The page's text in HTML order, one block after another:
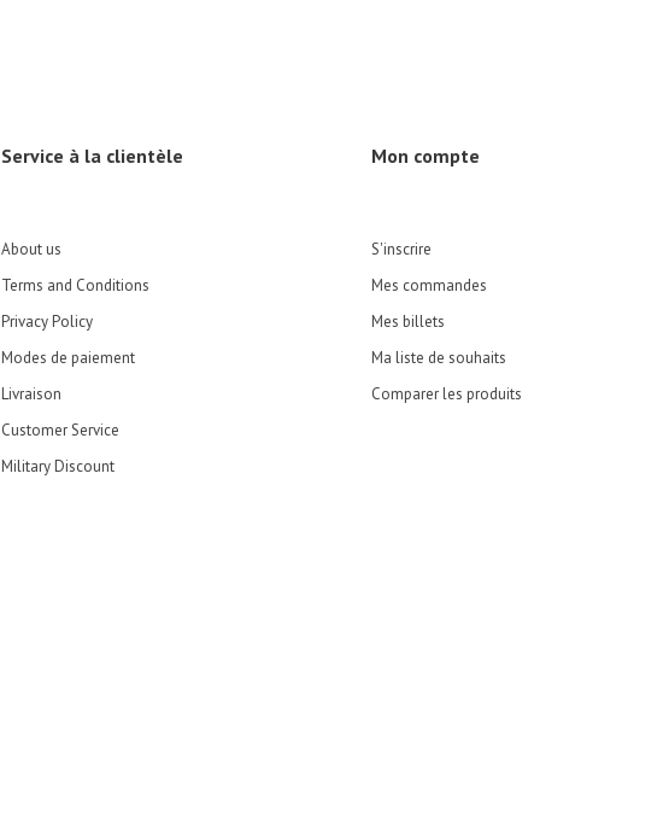
Service à la clientèle
About us
Terms and Conditions
Privacy Policy
Modes de paiement
Livraison
Customer Service
Military Discount
Mon compte
S'inscrire
Mes commandes
Mes billets
Ma liste de souhaits
Comparer les produits